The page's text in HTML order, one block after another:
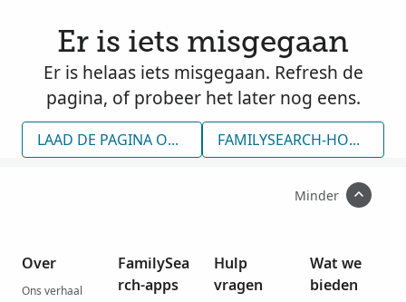
Er is iets misgegaan
Er is helaas iets misgegaan. Refresh de
pagina, of probeer het later nog eens.
LAAD DE PAGINA OPNIEUW FAMILYSEARCH-HOMEPAGE
Minder
Over
Ons verhaal
FamilySea
rch-apps
Hulp
vragen
Wat we
bieden